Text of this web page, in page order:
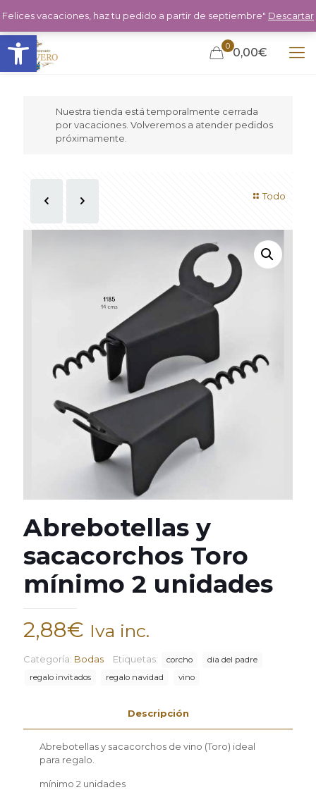
Abrir barra de herramientas 0 0,00€
Nuestra tienda está temporalmente cerrada
por vacaciones. Volveremos a atender pedidos
próximamente.
Todo
Abrebotellas y
sacacorchos Toro
mínimo 2 unidades
2,88€ Iva inc.
Categoría: Bodas Etiquetas: corcho
dia del padre
regalo invitados
regalo navidad vino
Descripción
Abrebotellas y sacacorchos de vino (Toro) ideal
para regalo.
mínimo 2 unidades
Felices vacaciones, haz tu pedido a partir de septiembre" Descartar